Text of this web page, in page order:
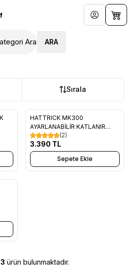
ARA
Hesabım
Sırala
Favorilere Ekle
HATTRICK MK300
AYARLANABİLİR KATLANIR
SEHPA
(2)
3.390 TL
Sepete Ekle
3 ürün bulunmaktadır.